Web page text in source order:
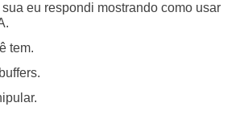
eu respondi mostrando como usar
tem.